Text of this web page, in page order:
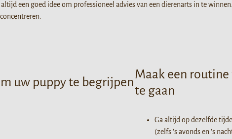
een goed idee om professioneel advies van een dierenarts in te
uw puppy te begrijpen
Maak een
te gaan
Ga altijd op dezelfde
(zelfs 's avonds en 's